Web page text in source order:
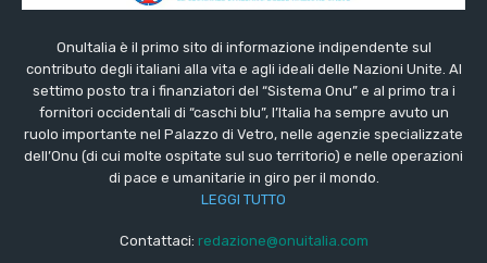
OnuItalia è il primo sito di informazione indipendente sul
contributo degli italiani alla vita e agli ideali delle Nazioni Unite. Al
settimo posto tra i finanziatori del “Sistema Onu” e al primo tra i
fornitori occidentali di “caschi blu”, l’Italia ha sempre avuto un
ruolo importante nel Palazzo di Vetro, nelle agenzie specializzate
dell’Onu (di cui molte ospitate sul suo territorio) e nelle operazioni
di pace e umanitarie in giro per il mondo.
LEGGI TUTTO
Contattaci: redazione@onuitalia.com